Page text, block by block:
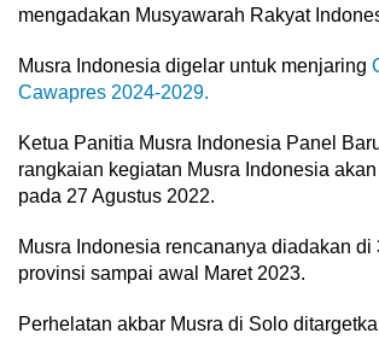
mengadakan Musyawarah Rakyat
Musra Indonesia digelar untuk menjaring
Cawapres 2024-2029.
Ketua Panitia Musra Indonesia Panel
rangkaian kegiatan Musra Indonesia
pada 27 Agustus 2022.
Musra Indonesia rencananya diadakan di
provinsi sampai awal Maret 2023.
Perhelatan akbar Musra di Solo